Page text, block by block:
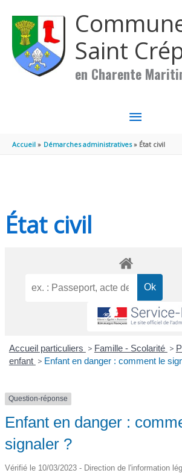
Saint
en Charente
MENU
Accueil Démarches administratives État civil
État civil
Accueil particuliers > Famille - Scolarité >
enfant > Enfant en danger : comment le
Question-réponse
Enfant en danger :
signaler ?
Vérifié le 10/03/2023 - Direction de l'information